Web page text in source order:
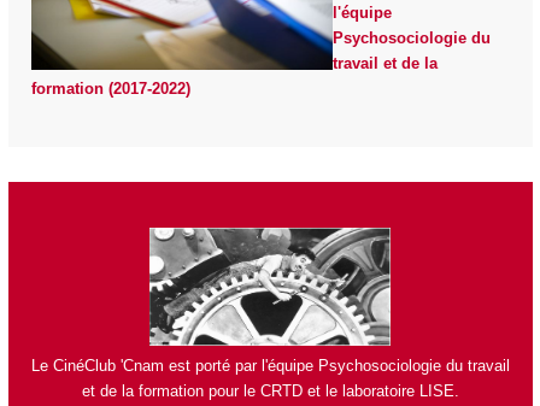
l'équipe
Psychosociologie du
travail et de la
formation (2017-2022)
Le CinéClub 'Cnam est porté par l'équipe Psychosociologie du travail
et de la formation pour le CRTDet le laboratoire LISE.